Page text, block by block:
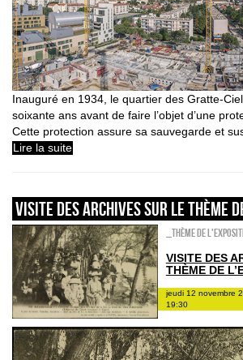
Inauguré en 1934, le quartier des Gratte-
soixante ans avant de faire l’objet d’une
Cette protection assure sa sauvegarde et
Lire la suite
VISITE DES ARCHIVES SUR LE THÈME
_Thème de
VISITE DES
THÈME DE
jeudi 12 novembre
19:30